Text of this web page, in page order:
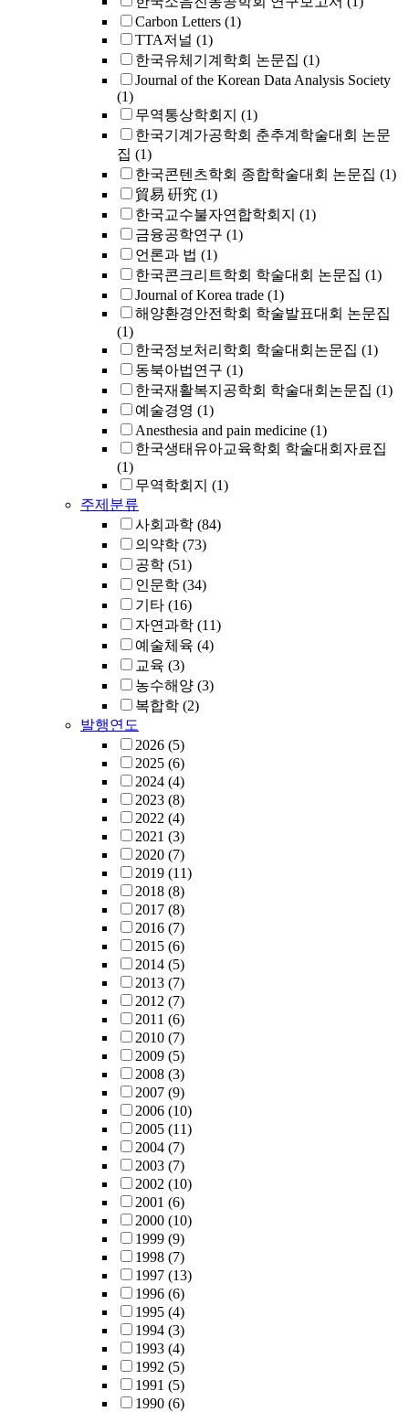
Carbon Letters (1)
TTA저널 (1)
한국유체기계학회 논문집 (1)
Journal of the Korean Data Analysis Society
(1)
무역통상학회지 (1)
한국기계가공학회 춘추계학술대회 논문
집 (1)
한국콘텐츠학회 종합학술대회 논문집 (1)
貿易 硏究 (1)
한국교수불자연합학회지 (1)
금융공학연구 (1)
언론과 법 (1)
한국콘크리트학회 학술대회 논문집 (1)
Journal of Korea trade (1)
해양환경안전학회 학술발표대회 논문집
(1)
한국정보처리학회 학술대회논문집 (1)
동북아법연구 (1)
한국재활복지공학회 학술대회논문집 (1)
예술경영 (1)
Anesthesia and pain medicine (1)
한국생태유아교육학회 학술대회자료집
(1)
무역학회지 (1)
주제분류
사회과학 (84)
의약학 (73)
공학 (51)
인문학 (34)
기타 (16)
자연과학 (11)
예술체육 (4)
교육 (3)
농수해양 (3)
복합학 (2)
발행연도
2026 (5)
2025 (6)
2024 (4)
2023 (8)
2022 (4)
2021 (3)
2020 (7)
2019 (11)
2018 (8)
2017 (8)
2016 (7)
2015 (6)
2014 (5)
2013 (7)
2012 (7)
2011 (6)
2010 (7)
2009 (5)
2008 (3)
2007 (9)
2006 (10)
2005 (11)
2004 (7)
2003 (7)
2002 (10)
2001 (6)
2000 (10)
1999 (9)
1998 (7)
1997 (13)
1996 (6)
1995 (4)
1994 (3)
1993 (4)
1992 (5)
1991 (5)
1990 (6)